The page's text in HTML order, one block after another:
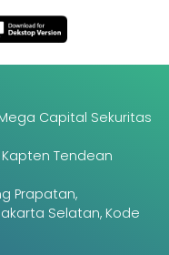
Capital Sekuritas
Tendean
Prapatan,
Selatan, Kode